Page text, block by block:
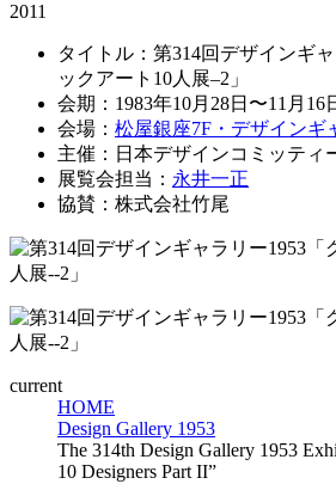
2011
タイトル：第314回デザインギ
ックアート10人展–2」
会期：1983年10月28日〜11月16
会場： 松屋銀座7F・デザインギ
主催：日本デザインコミッティ
展覧会担当： 永井一正
協賛：株式会社竹尾
current
HOME
Design Gallery 1953
The 314th Design Gallery 1953
10 Designers Part II”